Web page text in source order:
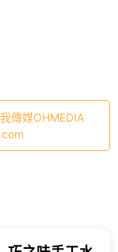
傳媒OHMEDIA